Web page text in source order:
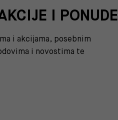
I PONUDE
i akcijama, posebnim
i novostima te